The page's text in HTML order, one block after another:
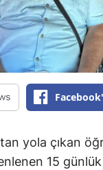
yola çıkan
15